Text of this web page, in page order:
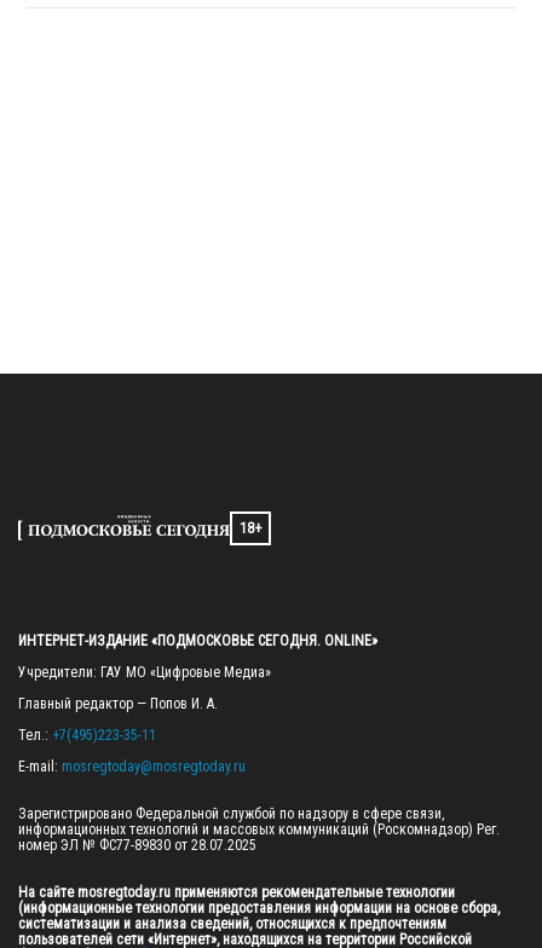
18+
ИНТЕРНЕТ-ИЗДАНИЕ «ПОДМОСКОВЬЕ СЕГОДНЯ. ONLINE»
Учредители: ГАУ МО «Цифровые Медиа»
Главный редактор — Попов И. А.
Тел.: +7(495)223-35-11
E-mail: mosregtoday@mosregtoday.ru
Зарегистрировано Федеральной службой по надзору в сфере связи,
информационных технологий и массовых коммуникаций (Роскомнадзор) Рег.
номер ЭЛ № ФС77-89830 от 28.07.2025
На сайте mosregtoday.ru применяются рекомендательные технологии
(информационные технологии предоставления информации на основе сбора,
систематизации и анализа сведений, относящихся к предпочтениям
пользователей сети «Интернет», находящихся на территории Российской